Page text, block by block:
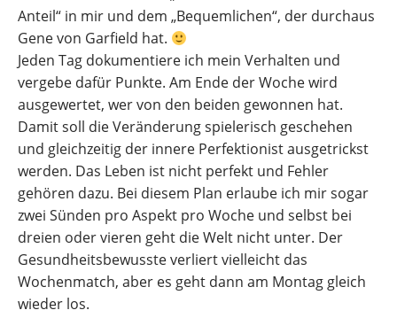
Anteil“ in mir und dem „Bequemlichen“, der durchaus
Gene von Garfield hat.
Jeden Tag dokumentiere ich mein Verhalten und
vergebe dafür Punkte. Am Ende der Woche wird
ausgewertet, wer von den beiden gewonnen hat.
Damit soll die Veränderung spielerisch geschehen
und gleichzeitig der innere Perfektionist ausgetrickst
werden. Das Leben ist nicht perfekt und Fehler
gehören dazu. Bei diesem Plan erlaube ich mir sogar
zwei Sünden pro Aspekt pro Woche und selbst bei
dreien oder vieren geht die Welt nicht unter. Der
Gesundheitsbewusste verliert vielleicht das
Wochenmatch, aber es geht dann am Montag gleich
wieder los.